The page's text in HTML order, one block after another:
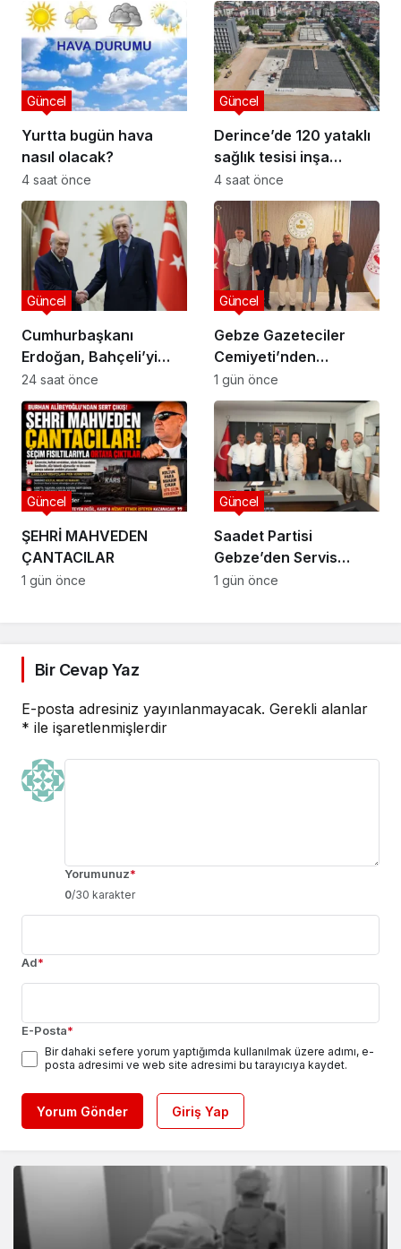
Yurtta bugün hava
nasıl olacak?
Güncel
4 saat önce
Derince’de 120 yataklı
sağlık tesisi inşa
ediliyor
Güncel
4 saat önce
Cumhurbaşkanı
Erdoğan, Bahçeli’yi
Külliye’de kabul etti
Güncel
24 saat önce
Gebze Gazeteciler
Cemiyeti’nden
Kaymakam Özyiğit’e
Ziyaret
Güncel
1 gün önce
ŞEHRİ MAHVEDEN
ÇANTACILAR
Güncel
1 gün önce
Saadet Partisi
Gebze’den Servis
Esnafına Destek
Güncel
1 gün önce
Bir Cevap Yaz
E-posta adresiniz yayınlanmayacak. Gerekli alanlar
* ile işaretlenmişlerdir
Yorumunuz*
0/30 karakter
Ad*
E-Posta*
Bir dahaki sefere yorum yaptığımda kullanılmak üzere adımı, e-
posta adresimi ve web site adresimi bu tarayıcıya kaydet.
Yorum Gönder Giriş Yap